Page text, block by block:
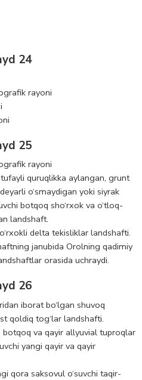
24
rayoni
25
rayoni
quruqlikka aylangan, grunt
o‘smaydigan yoki siyrak
botqoq sho‘rxok va o‘tloq-
landshaft.
delta tekisliklar landshafti.
janubida Orolning qadimiy
orasida uchraydi.
26
iborat bo‘lgan shuvoq
qoldiq tog‘lar landshafti.
va qayir allyuvial tuproqlar
yangi qayir va qayir
qora saksovul o‘suvchi taqir-